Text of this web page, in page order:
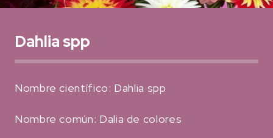
Dahlia spp
Nombre científico: Dahlia spp
Nombre común: Dalia de colores